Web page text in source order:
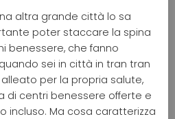
altra grande città lo sa
poter staccare la spina
benessere, che fanno
sei in città in tran tran
per la propria salute,
di centri benessere offerte e
incluso. Ma cosa caratterizza